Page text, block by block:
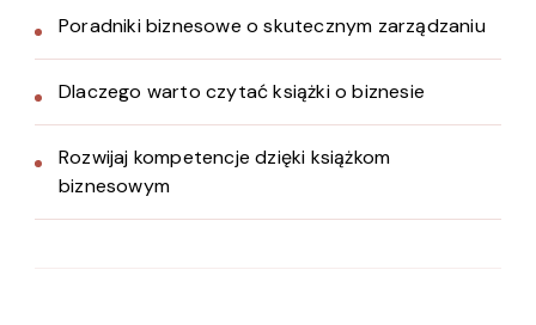
Poradniki biznesowe o skutecznym zarządzaniu
Dlaczego warto czytać książki o biznesie
Rozwijaj kompetencje dzięki książkom
biznesowym